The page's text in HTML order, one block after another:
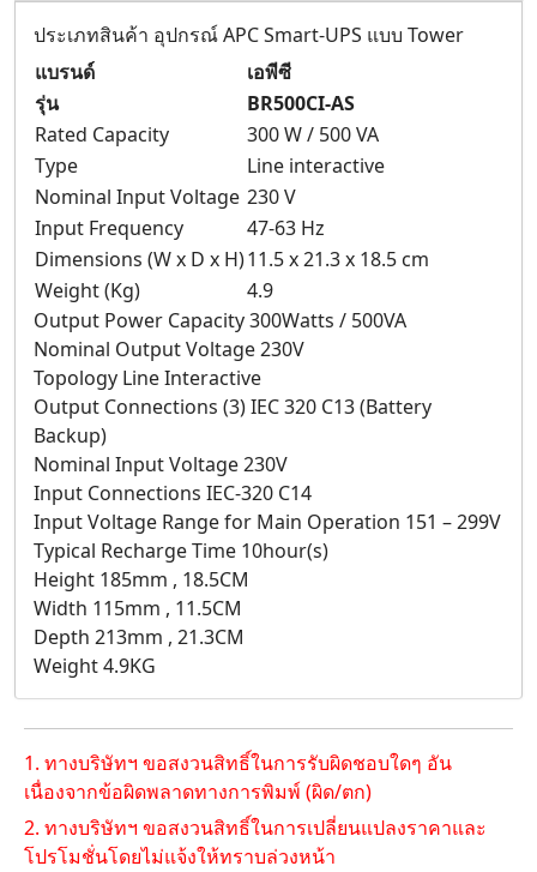
ประเภทสินค้า อุปกรณ์ APC Smart-UPS แบบ Tower
แบรนด์
เอพีซี
รุ่น
BR500CI-AS
Rated Capacity
300 W / 500 VA
Type
Line interactive
Nominal Input Voltage 230 V
Input Frequency
47-63 Hz
Dimensions (W x D x H)11.5 x 21.3 x 18.5 cm
Weight (Kg)
4.9
Output Power Capacity 300Watts / 500VA
Nominal Output Voltage 230V
Topology Line Interactive
Output Connections (3) IEC 320 C13 (Battery
Backup)
Nominal Input Voltage 230V
Input Connections IEC-320 C14
Input Voltage Range for Main Operation 151 – 299V
Typical Recharge Time 10hour(s)
Height 185mm , 18.5CM
Width 115mm , 11.5CM
Depth 213mm , 21.3CM
Weight 4.9KG
1. ทางบริษัทฯ ขอสงวนสิทธิ์ในการรับผิดชอบใดๆ อัน
เนื่องจากข้อผิดพลาดทางการพิมพ์ (ผิด/ตก)
2. ทางบริษัทฯ ขอสงวนสิทธิ์ในการเปลี่ยนแปลงราคาและ
โปรโมชั่นโดยไม่แจ้งให้ทราบล่วงหน้า